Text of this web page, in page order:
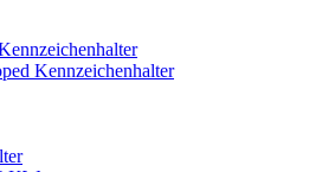
Kennzeichenhalter